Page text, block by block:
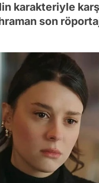
karakteriyle
son